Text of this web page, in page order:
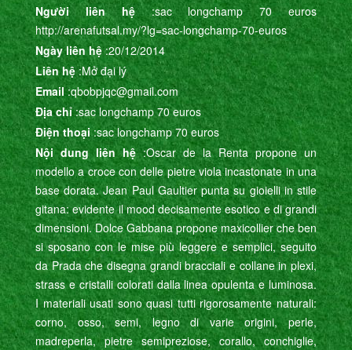
Người liên hệ:sac longchamp 70 euros
http://arenafutsal.my/?lg=sac-longchamp-70-euros
Ngày liên hệ:20/12/2014
Liên hệ:Mở đại lý
Email:qbobpjqc@gmail.com
Địa chỉ:sac longchamp 70 euros
Điện thoại:sac longchamp 70 euros
Nội dung liên hệ:Oscar de la Renta propone un
modello a croce con delle pietre viola incastonate in una
base dorata. Jean Paul Gaultier punta su gioielli in stile
gitana: evidente il mood decisamente esotico e di grandi
dimensioni. Dolce Gabbana propone maxicollier che ben
si sposano con le mise più leggere e semplici, seguito
da Prada che disegna grandi bracciali e collane in plexi,
strass e cristalli colorati dalla linea opulenta e luminosa.
I materiali usati sono quasi tutti rigorosamente naturali:
corno, osso, semi, legno di varie origini, perle,
madreperla, pietre semipreziose, corallo, conchiglie,